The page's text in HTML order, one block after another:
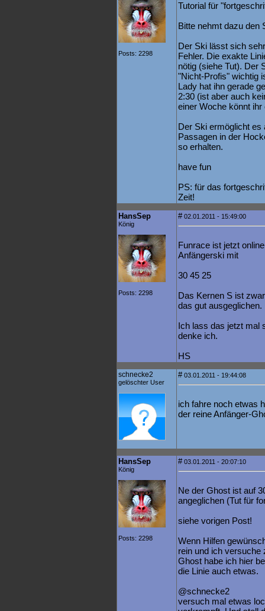
Posts: 2298
Tutorial für
Bitte nehmt dazu den
Der Ski lässt sich
Fehler. Die exakte
nötig (siehe Tut). Der
"Nicht-Profis" wichtig
Lady hat ihn gerade
2:30 (ist aber auch
einer Woche könnt
Der Ski ermöglicht es
Passagen in der
so erhalten.
have fun
PS: für das
Zeit!
HansSep
König
Posts: 2298
#02.01.2011 - 15:49:00
Funrace ist jetzt
Anfängerski mit
30 45 25
Das Kernen S ist
das gut ausgeglichen.
Ich lass das jetzt mal
denke ich.
HS
schnecke2
gelöschter User
#03.01.2011 - 19:44:08
ich fahre noch etwas
der reine Anfänger-
HansSep
König
Posts: 2298
#03.01.2011 - 20:07:10
Ne der Ghost ist auf
angeglichen (Tut für
siehe vorigen Post!
Wenn Hilfen
rein und ich versuche
Ghost habe ich hier
die Linie auch etwas.
@schnecke2
versuch mal etwas